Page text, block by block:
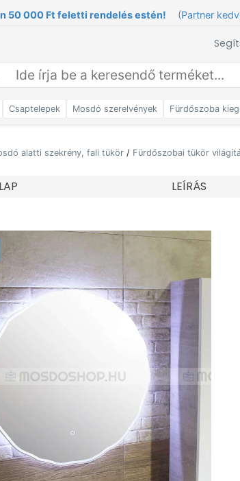
50 000 Ft feletti rendelés estén! (Partner
Csaptelepek Mosdó szerelvények Fürdőszoba
alatti szekrény, fali tükör / Fürdőszobai tükör
LEÍRÁS